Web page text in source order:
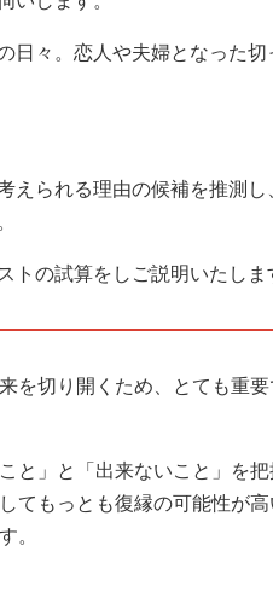
日々。恋人や夫婦となった
えられる理由の候補を推測
トの試算をしご説明いたしま
を切り開くため、とても重
と」と「出来ないこと」を
てもっとも復縁の可能性が
。